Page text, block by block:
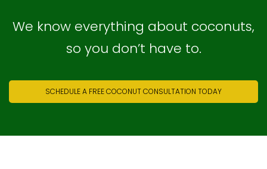
We know everything about coconuts,
so you don’t have to.
SCHEDULE A FREE COCONUT CONSULTATION TODAY